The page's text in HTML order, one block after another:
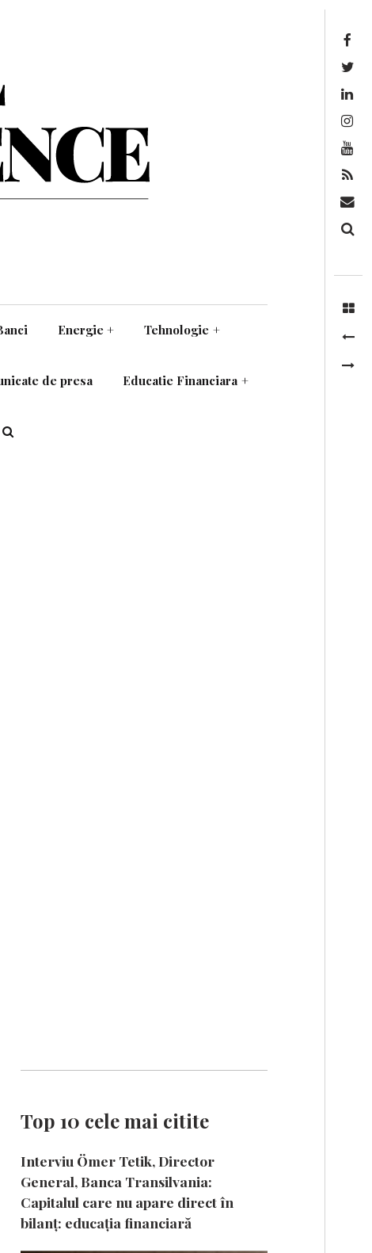
Energie + Tehnologie +
de presa Educatie Financiara +
Top 10 cele mai citite
Interviu Ömer Tetik, Director
General, Banca Transilvania:
Capitalul care nu apare direct în
bilanț: educația financiară